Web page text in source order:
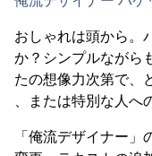
おしゃれは頭から。
か？シンプルながら
たの想像力次第で、
、または特別な人へ
「俺流デザイナー